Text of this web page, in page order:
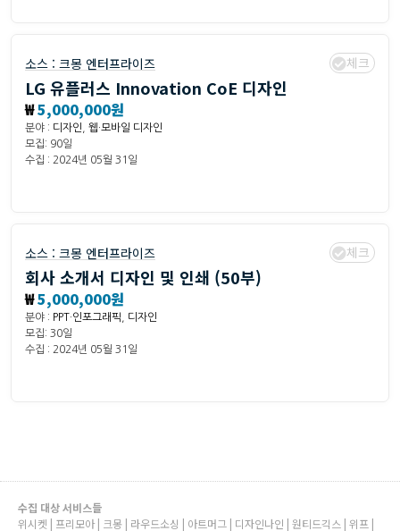
소스 : 크몽 엔터프라이즈 체크
LG 유플러스 Innovation CoE 디자인
₩5,000,000원
분야 : 디자인
웹·모바일 디자인
모집: 90일
수집 : 2024년 05월 31일
소스 : 크몽 엔터프라이즈 체크
회사 소개서 디자인 및 인쇄 (50부)
₩5,000,000원
분야 : PPT·인포그래픽
디자인
모집: 30일
수집 : 2024년 05월 31일
수집 대상 서비스들
위시켓 | 프리모아 | 크몽 | 라우드소싱 | 아트머그 | 디자인나인 | 원티드긱스 | 위프 |